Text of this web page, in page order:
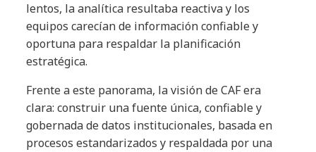
lentos, la analítica resultaba reactiva y los
equipos carecían de información confiable y
oportuna para respaldar la planificación
estratégica.
Frente a este panorama, la visión de CAF era
clara: construir una fuente única, confiable y
gobernada de datos institucionales, basada en
procesos estandarizados y respaldada por una